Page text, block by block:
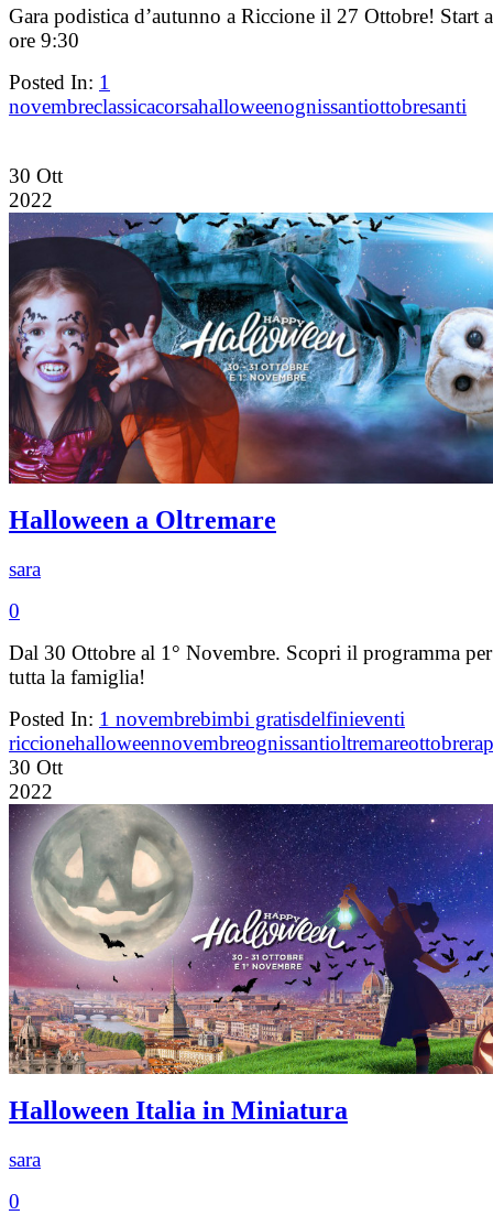
Gara podistica d’autunno a Riccione il 27 Ottobre! Start
ore 9:30
Posted In: 1
novembreclassicacorsahalloweenognissantiottobresanti
30 Ott
2022
Halloween a Oltremare
sara
0
Dal 30 Ottobre al 1° Novembre. Scopri il programma per
tutta la famiglia!
Posted In: 1 novembrebimbi gratisdelfinieventi
riccionehalloweennovembreognissantioltremareottobre
30 Ott
2022
Halloween Italia in Miniatura
sara
0